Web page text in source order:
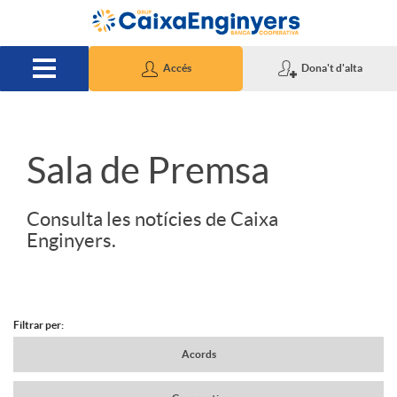
Salta al contingut principal
Accés Dona't d'alta
S
d
Sala de Premsa
Consulta les notícies de Caixa
Enginyers.
N
Filtrar per:
Acords